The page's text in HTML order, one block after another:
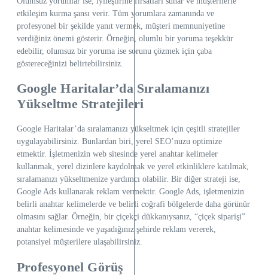
etkileşim kurma şansı verir. Tüm yorumlara zamanında ve
profesyonel bir şekilde yanıt vermek, müşteri memnuniyetine
verdiğiniz önemi gösterir. Örneğin, olumlu bir yoruma teşekkür
edebilir, olumsuz bir yoruma ise sorunu çözmek için çaba
göstereceğinizi belirtebilirsiniz.
Google Haritalar’da Sıralamanızı
Yükseltme Stratejileri
Google Haritalar’da sıralamanızı yükseltmek için çeşitli stratejiler
uygulayabilirsiniz. Bunlardan biri, yerel SEO’nuzu optimize
etmektir. İşletmenizin web sitesinde yerel anahtar kelimeler
kullanmak, yerel dizinlere kaydolmak ve yerel etkinliklere katılmak,
sıralamanızı yükseltmenize yardımcı olabilir. Bir diğer strateji ise,
Google Ads kullanarak reklam vermektir. Google Ads, işletmenizin
belirli anahtar kelimelerde ve belirli coğrafi bölgelerde daha görünür
olmasını sağlar. Örneğin, bir çiçekçi dükkanıysanız, “çiçek siparişi”
anahtar kelimesinde ve yaşadığınız şehirde reklam vererek,
potansiyel müşterilere ulaşabilirsiniz.
Profesyonel Görüş